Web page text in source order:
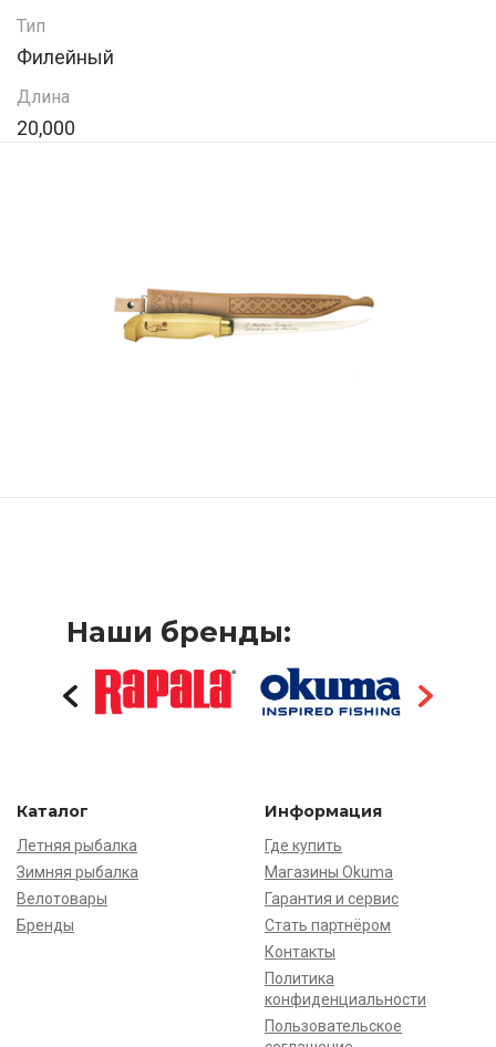
Тип
Филейный
Длина
20,000
Наши бренды:
Каталог
Летняя рыбалка
Зимняя рыбалка
Велотовары
Бренды
Информация
Где купить
Магазины Okuma
Гарантия и сервис
Стать партнёром
Контакты
Политика
конфиденциальности
Пользовательское